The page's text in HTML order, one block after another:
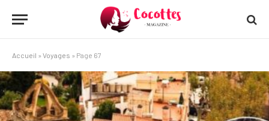
Accueil » Voyages » Page 67